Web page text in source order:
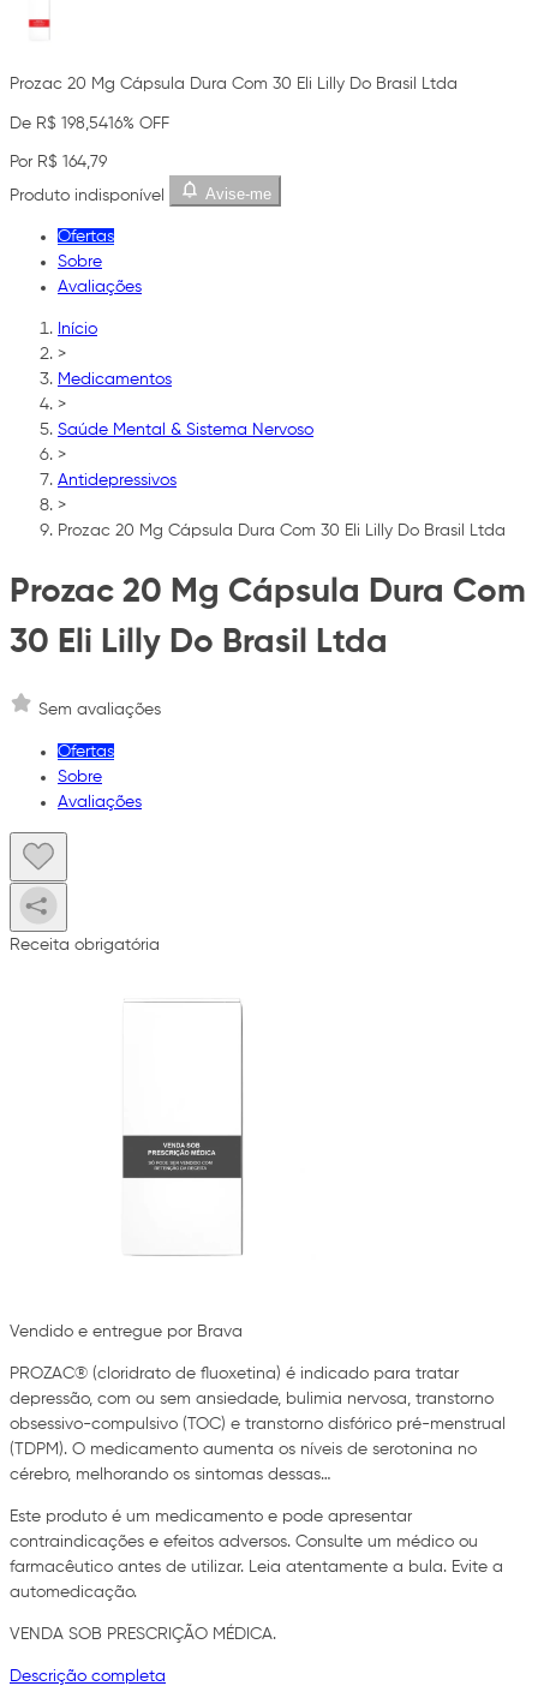
Prozac 20 Mg Cápsula Dura Com 30 Eli Lilly Do Brasil Ltda
De R$ 198,5416% OFF
Por R$ 164,79
Produto indisponível
Avise-me
Ofertas
Sobre
Avaliações
Início
>
Medicamentos
>
Saúde Mental & Sistema Nervoso
>
Antidepressivos
>
Prozac 20 Mg Cápsula Dura Com 30 Eli Lilly Do Brasil Ltda
Prozac 20 Mg Cápsula Dura Com
30 Eli Lilly Do Brasil Ltda
Sem avaliações
Ofertas
Sobre
Avaliações
Receita obrigatória
Vendido e entregue por Brava
PROZAC® (cloridrato de fluoxetina) é indicado para tratar
depressão, com ou sem ansiedade, bulimia nervosa, transtorno
obsessivo-compulsivo (TOC) e transtorno disfórico pré-menstrual
(TDPM). O medicamento aumenta os níveis de serotonina no
cérebro, melhorando os sintomas dessas…
Este produto é um medicamento e pode apresentar
contraindicações e efeitos adversos. Consulte um médico ou
farmacêutico antes de utilizar. Leia atentamente a bula. Evite a
automedicação.
VENDA SOB PRESCRIÇÃO MÉDICA.
Descrição completa